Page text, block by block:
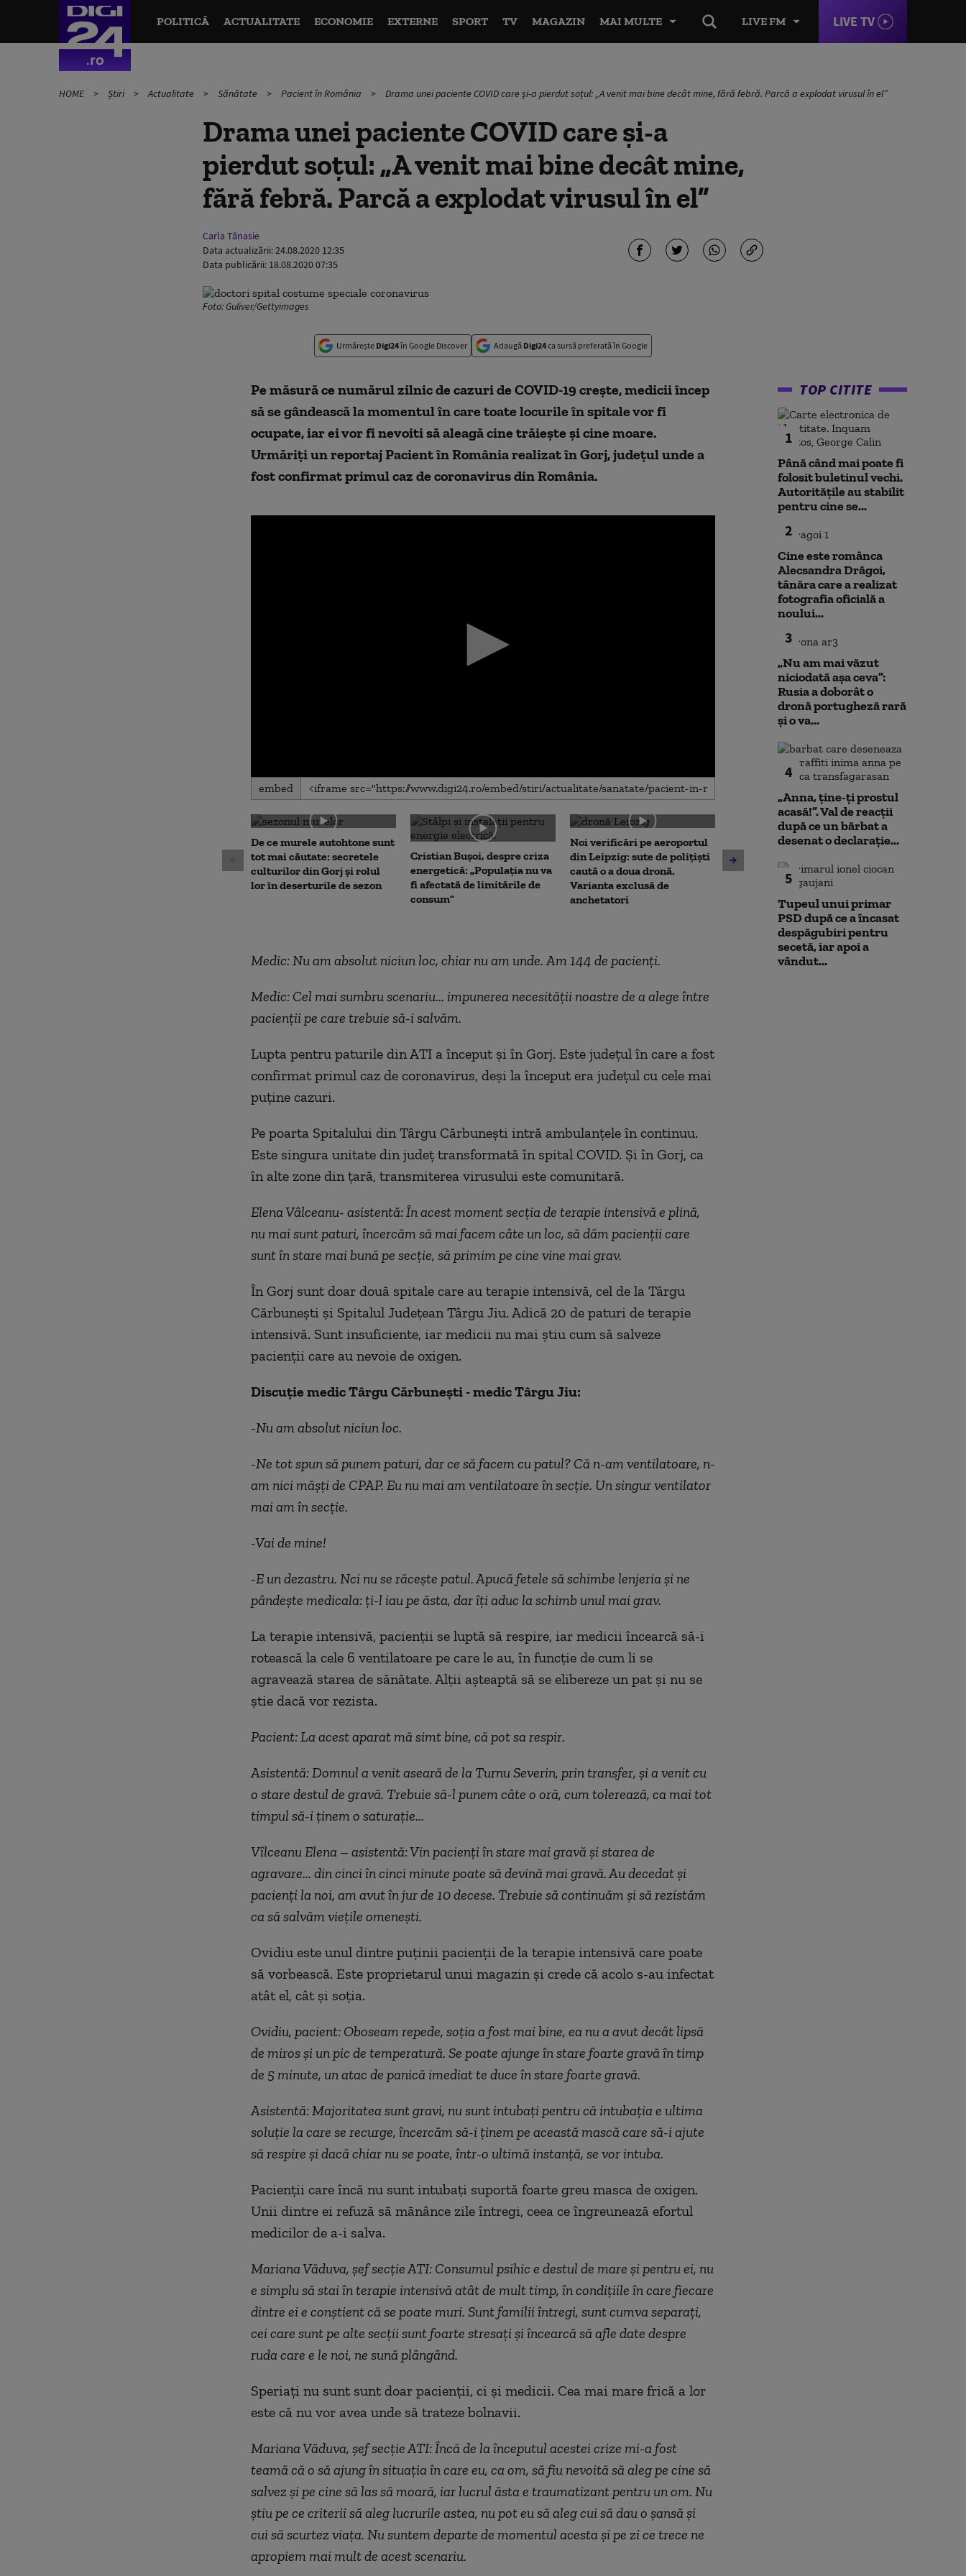
LIVE FM LIVE TV
POLITICĂ ACTUALITATE ECONOMIE EXTERNE SPORT TV MAGAZIN MAI MULTE
HOME Știri Actualitate Sănătate Pacient în România Drama unei paciente COVID care și-a pierdut soțul: „A venit mai bine decât mine, fără febră. Parcă a explodat virusul în el”
Drama unei paciente COVID care și-a
pierdut soțul: „A venit mai bine decât mine,
fără febră. Parcă a explodat virusul în el”
Carla Tănasie
Data actualizării:24.08.2020 12:35
Data publicării: 18.08.2020 07:35
Foto: Guliver/Gettyimages
Urmărește Digi24în Google Discover Adaugă Digi24ca sursă preferată în Google
Pe măsură ce numărul zilnic de cazuri de COVID-19 crește, medicii încep
să se gândească la momentul în care toate locurile în spitale vor fi
ocupate, iar ei vor fi nevoiti să aleagă cine trăiește și cine moare.
Urmăriți un reportaj Pacient în România realizat în Gorj, județul unde a
fost confirmat primul caz de coronavirus din România.
0
seconds
0
secondsVolume
90%
embed
De ce murele autohtone sunt
tot mai căutate: secretele
culturilor din Gorj și rolul
lor în deserturile de sezon
Cristian Bușoi, despre criza
energetică: „Populația nu va
fi afectată de limitările de
consum”
Noi verificări pe aeroportul
din Leipzig: sute de polițiști
caută o a doua dronă.
Varianta exclusă de
anchetatori
Societatea de Transport
București și-a cerut
insolvența
după
poate avea
Medic: Nu am absolut niciun loc, chiar nu am unde. Am 144 de pacienți.
Medic: Cel mai sumbru scenariu... impunerea necesității noastre de a alege între
pacienții pe care trebuie să-i salvăm.
Lupta pentru paturile din ATI a început și în Gorj. Este județul în care a fost
confirmat primul caz de coronavirus, deși la început era județul cu cele mai
puține cazuri.
Pe poarta Spitalului din Târgu Cărbunești intră ambulanțele în continuu.
Este singura unitate din județ transformată în spital COVID. Și în Gorj, ca
în alte zone din țară, transmiterea virusului este comunitară.
Elena Vâlceanu- asistentă: În acest moment secția de terapie intensivă e plină,
nu mai sunt paturi, încercăm să mai facem câte un loc, să dăm pacienții care
sunt în stare mai bună pe secție, să primim pe cine vine mai grav.
În Gorj sunt doar două spitale care au terapie intensivă, cel de la Târgu
Cărbunești și Spitalul Județean Târgu Jiu. Adică 20 de paturi de terapie
intensivă. Sunt insuficiente, iar medicii nu mai știu cum să salveze
pacienții care au nevoie de oxigen.
Discuție medic Târgu Cărbunești - medic Târgu Jiu:
-Nu am absolut niciun loc.
-Ne tot spun să punem paturi, dar ce să facem cu patul? Că n-am ventilatoare, n-
am nici mășți de CPAP. Eu nu mai am ventilatoare în secţie. Un singur ventilator
mai am în secție.
-Vai de mine!
-E un dezastru. Nci nu se răcește patul. Apucă fetele să schimbe lenjeria și ne
pândește medicala: ți-l iau pe ăsta, dar îți aduc la schimb unul mai grav.
La terapie intensivă, pacienții se luptă să respire, iar medicii încearcă să-i
rotească la cele 6 ventilatoare pe care le au, în funcție de cum li se
agravează starea de sănătate. Alții așteaptă să se elibereze un pat și nu se
știe dacă vor rezista.
Pacient: La acest aparat mă simt bine, că pot sa respir.
Asistentă: Domnul a venit aseară de la Turnu Severin, prin transfer, și a venit cu
o stare destul de gravă. Trebuie să-l punem câte o oră, cum tolerează, ca mai tot
timpul să-i ținem o saturație...
Vîlceanu Elena – asistentă: Vin pacienți în stare mai gravă și starea de
agravare... din cinci în cinci minute poate să devină mai gravă. Au decedat și
pacienți la noi, am avut în jur de 10 decese. Trebuie să continuăm și să rezistăm
ca să salvăm viețile omenești.
Ovidiu este unul dintre puținii pacienții de la terapie intensivă care poate
să vorbească. Este proprietarul unui magazin și crede că acolo s-au infectat
atât el, cât și soția.
Ovidiu, pacient: Oboseam repede, soția a fost mai bine, ea nu a avut decât lipsă
de miros și un pic de temperatură. Se poate ajunge în stare foarte gravă în timp
de 5 minute, un atac de panică imediat te duce în stare foarte gravă.
Asistentă: Majoritatea sunt gravi, nu sunt intubați pentru că intubația e ultima
soluție la care se recurge, încercăm să-i ținem pe această mască care să-i ajute
să respire și dacă chiar nu se poate, într-o ultimă instanță, se vor intuba.
Pacienții care încă nu sunt intubați suportă foarte greu masca de oxigen.
Unii dintre ei refuză să mănânce zile întregi, ceea ce îngreunează efortul
medicilor de a-i salva.
Mariana Văduva, șef secție ATI: Consumul psihic e destul de mare și pentru ei, nu
e simplu să stai în terapie intensivă atât de mult timp, în condițiile în care fiecare
dintre ei e conștient că se poate muri. Sunt familii întregi, sunt cumva separați,
cei care sunt pe alte secții sunt foarte stresați și încearcă să afle date despre
ruda care e le noi, ne sună plângând.
Speriați nu sunt sunt doar pacienții, ci și medicii. Cea mai mare frică a lor
este că nu vor avea unde să trateze bolnavii.
Mariana Văduva, șef secție ATI: Încă de la începutul acestei crize mi-a fost
teamă că o să ajung în situația în care eu, ca om, să fiu nevoită să aleg pe cine să
salvez și pe cine să las să moară, iar lucrul ăsta e traumatizant pentru un om. Nu
știu pe ce criterii să aleg lucrurile astea, nu pot eu să aleg cui să dau o șansă și
cui să scurtez viața. Nu suntem departe de momentul acesta și pe zi ce trece ne
apropiem mai mult de acest scenariu.
TOP CITITE
1
Până când mai poate fi
folosit buletinul vechi.
Autoritățile au stabilit
pentru cine se...
2
Cine este românca
Alecsandra Drăgoi,
tânăra care a realizat
fotografia oficială a
noului...
3
„Nu am mai văzut
niciodată așa ceva”:
Rusia a doborât o
dronă portugheză rară
și o va...
4
„Anna, ţine-ţi prostul
acasă!”. Val de reacții
după ce un bărbat a
desenat o declarație...
5
Tupeul unui primar
PSD după ce a încasat
despăgubiri pentru
secetă, iar apoi a
vândut...